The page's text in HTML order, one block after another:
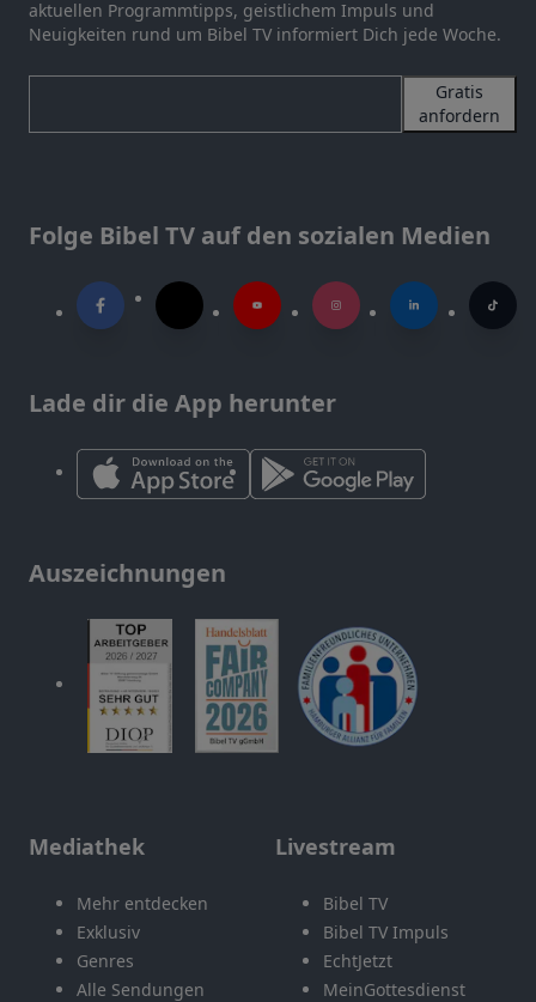
aktuellen Programmtipps, geistlichem Impuls und
Neuigkeiten rund um Bibel TV informiert Dich jede Woche.
Gratis
anfordern
Folge Bibel TV auf den sozialen Medien
Lade dir die App herunter
Auszeichnungen
Mediathek
Mehr entdecken
Exklusiv
Genres
Alle Sendungen
Livestream
Bibel TV
Bibel TV Impuls
EchtJetzt
MeinGottesdienst